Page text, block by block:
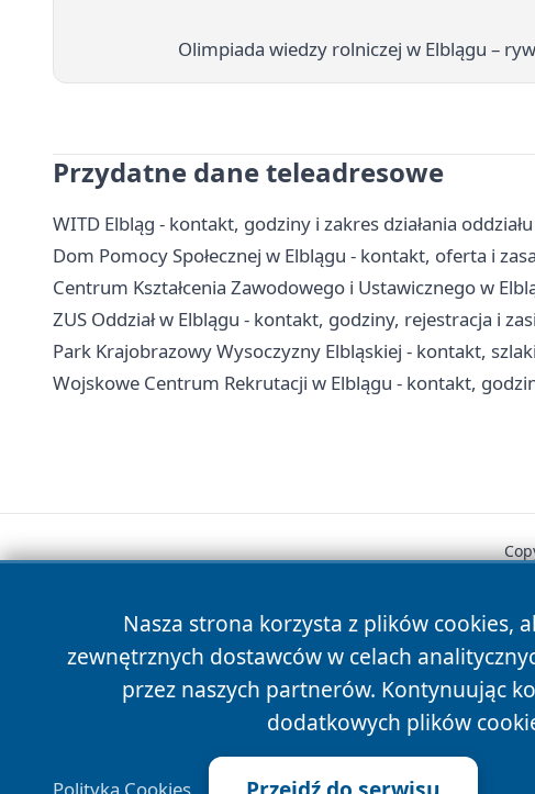
Olimpiada wiedzy rolniczej w Elblągu –
Przydatne dane teleadresowe
WITD Elbląg - kontakt, godziny i zakres działania oddziału
Dom Pomocy Społecznej w Elblągu - kontakt, oferta i
Centrum Kształcenia Zawodowego i Ustawicznego w
ZUS Oddział w Elblągu - kontakt, godziny, rejestracja i
Park Krajobrazowy Wysoczyzny Elbląskiej - kontakt,
Wojskowe Centrum Rekrutacji w Elblągu - kontakt,
Nasza strona korzysta z plików cookies,
zewnętrznych dostawców w celach
przez naszych partnerów. Kontynuując
dodatkowych plików
Polityka Cookies
News